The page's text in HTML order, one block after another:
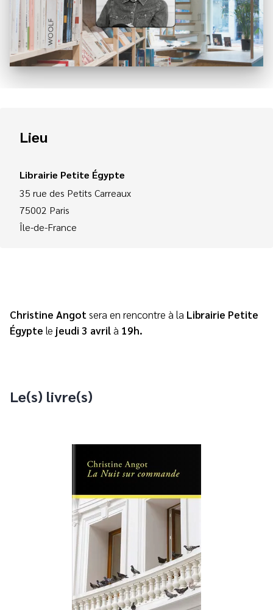
Lieu
Librairie Petite Égypte
35 rue des Petits Carreaux
75002 Paris
Île-de-France
Christine Angotsera en rencontre à la Librairie Petite
Égypte le jeudi 3 avrilà 19h.
Le(s) livre(s)